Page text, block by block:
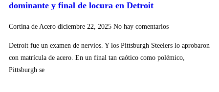
dominante y final de locura en Detroit
Cortina de Acero diciembre 22, 2025 No hay comentarios
Detroit fue un examen de nervios. Y los Pittsburgh Steelers lo aprobaron
con matrícula de acero. En un final tan caótico como polémico,
Pittsburgh se